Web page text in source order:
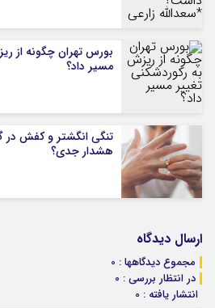
بورس تهران چگونه از
مسیر داد؟
تنگی انگشتر و کفش در
هشدار جدی؟
ارسال دیدگاه
مجموع دیدگاهها : 0
در انتظار بررسی : 0
انتشار یافته : 0